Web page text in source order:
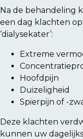
Na de behandeling
een dag klachten
‘dialysekater’:
Extreme
Hoofdpijn
Duizeligheid
Spierpijn of -
Deze klachten
kunnen uw